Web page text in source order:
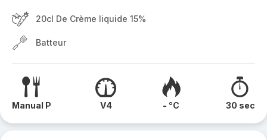
20cl De Crème liquide 15%
Batteur
Manual P V4 - °C 30 sec